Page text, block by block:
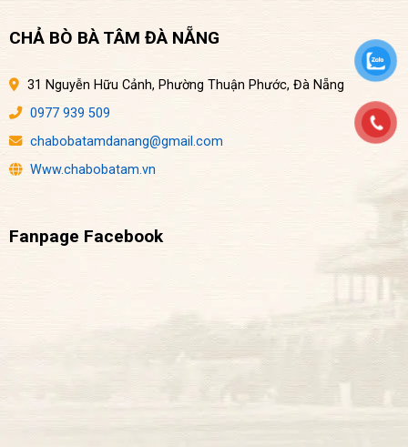
CHẢ BÒ BÀ TÂM ĐÀ NẴNG
31 Nguyễn Hữu Cảnh, Phường Thuận Phước, Đà Nẵng
0977 939 509
chabobatamdanang@gmail.com
Www.chabobatam.vn
Fanpage Facebook